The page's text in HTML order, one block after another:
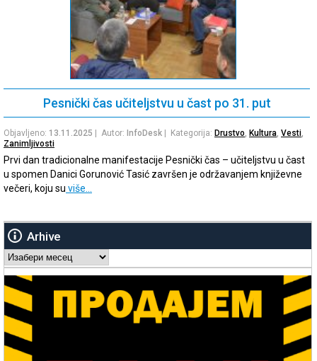
Pesnički čas učiteljstvu u čast po 31. put
Objavljeno: 13.11.2025 | Autor: InfoDesk | Kategorija: Drustvo, Kultura, Vesti,
Zanimljivosti
Prvi dan tradicionalne manifestacije Pesnički čas – učiteljstvu u čast
u spomen Danici Gorunović Tasić završen je održavanjem književne
večeri, koju su više…
Arhive
Arhive